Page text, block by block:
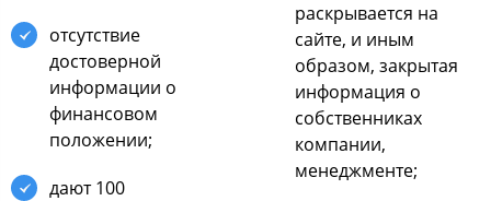
отсутствие
достоверной
информации о
финансовом
положении;
дают 100
раскрывается на
сайте, и иным
образом, закрытая
информация о
собственниках
компании,
менеджменте;